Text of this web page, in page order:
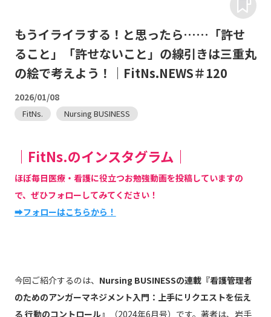
もうイライラする！と思ったら……「許せ
ること」「許せないこと」の線引きは三重丸
の絵で考えよう！｜FitNs.NEWS＃120
2026/01/08
FitNs. Nursing BUSINESS
｜FitNs.のインスタグラム｜
ほぼ毎日医療・看護に役立つお勉強動画を投稿していますの
で、ぜひフォローしてみてください！
➡フォローはこちらから！
今回ご紹介するのは、 Nursing BUSINESSの連載『看護管理者
のためのアンガーマネジメント入門：上手にリクエストを伝え
る 行動のコントロール』
（2024年6月号）です。著者は、岩手